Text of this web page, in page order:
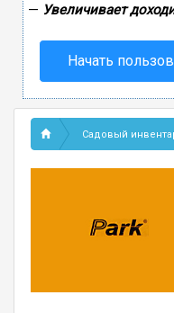
— Увеличивает
Начать
Садовый